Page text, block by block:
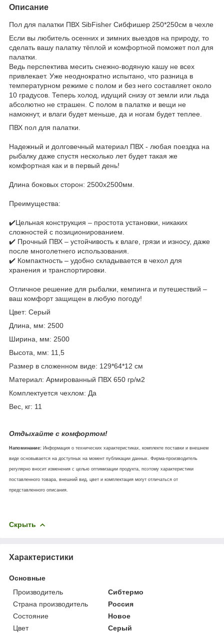
Описание
Пол для палатки ПВХ SibFisher Сибфишер 250*250см в чехле
Если вы любитель осенних и зимних выездов на природу, то
сделать вашу палатку тёплой и комфортной поможет пол для
палатки.
Ведь перспектива месить снежно-водяную кашу не всех
привлекает. Уже неоднократно испытано, что разница в
температурном режиме с полом и без него составляет около
10 градусов. Теперь холод, идущий снизу от земли или льда
абсолютно не страшен. С полом в палатке и вещи не
намокнут, и влаги будет меньше, да и ногам будет теплее.
ПВХ пол для палатки.
Надежный и долговечный материал ПВХ - любая поездка на
рыбалку даже спустя несколько лет будет такая же
комфортная как и в первый день!
Длина боковых сторон: 2500х2500мм.
Преимущества:
✔️Цельная конструкция – простота установки, никаких
сложностей с позиционированием.
✔️ Прочный ПВХ – устойчивость к влаге, грязи и износу, даже
после многолетнего использования.
✔️ Компактность – удобно складывается в чехол для
хранения и транспортировки.
Отличное решение для рыбалки, кемпинга и путешествий –
ваш комфорт защищен в любую погоду!
Цвет: Серый
Длина, мм: 2500
Ширина, мм: 2500
Высота, мм: 11,5
Размер в сложенном виде: 129*64*12 см
Материал: Армированный ПВХ 650 гр/м2
Комплектуется чехлом: Да
Вес, кг: 11
Отдыхайте с комфортом!
Напоминание: Информация о технических характеристиках, комплекте поставки и внешнем
виде основывается на доступных на момент публикации данных. Фирма-производитель
регулярно вносит изменения с целью оптимизации продукта, поэтому характеристики
поставленного товара, внешний вид, цвет и комплектация могут отличаться от
представленного описания.
Скрыть
Характеристики
Основные
Производитель
Сибтермо
Страна производитель
Россия
Состояние
Новое
Цвет
Серый